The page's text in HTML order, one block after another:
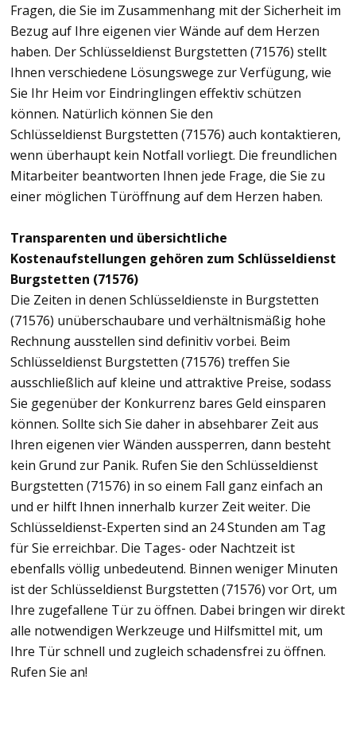
Fragen, die Sie im Zusammenhang mit der Sicherheit im
Bezug auf Ihre eigenen vier Wände auf dem Herzen
haben. Der Schlüsseldienst Burgstetten (71576) stellt
Ihnen verschiedene Lösungswege zur Verfügung, wie
Sie Ihr Heim vor Eindringlingen effektiv schützen
können. Natürlich können Sie den
Schlüsseldienst Burgstetten (71576) auch kontaktieren,
wenn überhaupt kein Notfall vorliegt. Die freundlichen
Mitarbeiter beantworten Ihnen jede Frage, die Sie zu
einer möglichen Türöffnung auf dem Herzen haben.
Transparenten und übersichtliche
Kostenaufstellungen gehören zum Schlüsseldienst
Burgstetten (71576)
Die Zeiten in denen Schlüsseldienste in Burgstetten
(71576) unüberschaubare und verhältnismäßig hohe
Rechnung ausstellen sind definitiv vorbei. Beim
Schlüsseldienst Burgstetten (71576) treffen Sie
ausschließlich auf kleine und attraktive Preise, sodass
Sie gegenüber der Konkurrenz bares Geld einsparen
können. Sollte sich Sie daher in absehbarer Zeit aus
Ihren eigenen vier Wänden aussperren, dann besteht
kein Grund zur Panik. Rufen Sie den Schlüsseldienst
Burgstetten (71576) in so einem Fall ganz einfach an
und er hilft Ihnen innerhalb kurzer Zeit weiter. Die
Schlüsseldienst-Experten sind an 24 Stunden am Tag
für Sie erreichbar. Die Tages- oder Nachtzeit ist
ebenfalls völlig unbedeutend. Binnen weniger Minuten
ist der Schlüsseldienst Burgstetten (71576) vor Ort, um
Ihre zugefallene Tür zu öffnen. Dabei bringen wir direkt
alle notwendigen Werkzeuge und Hilfsmittel mit, um
Ihre Tür schnell und zugleich schadensfrei zu öffnen.
Rufen Sie an!